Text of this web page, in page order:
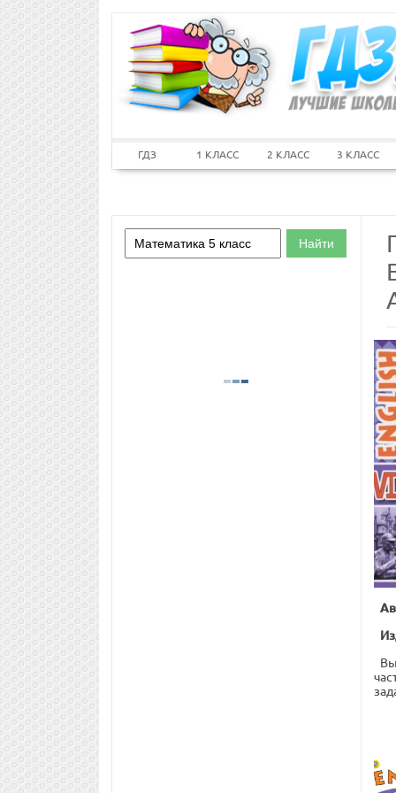
ГДЗ 1 КЛАСС 2 КЛАСС 3 КЛАСС